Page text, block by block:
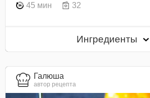
45 мин 32
Ингредиенты
Галюша
автор рецепта